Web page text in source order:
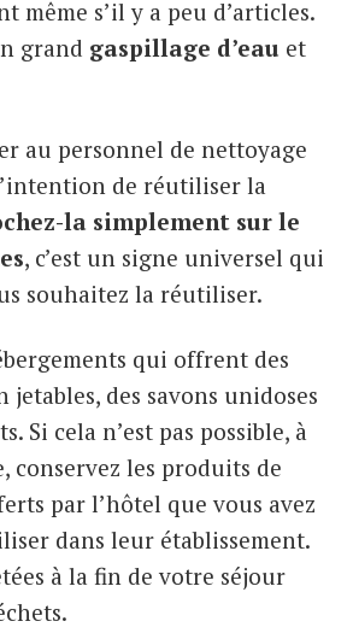
même s’il y a peu d’articles.
grand gaspillage d’eau et
au personnel de nettoyage
de réutiliser la
la simplement sur le
, c’est un signe universel qui
souhaitez la réutiliser.
qui offrent des
jetables, des savons unidoses
Si cela n’est pas possible, à
conservez les produits de
par l’hôtel que vous avez
dans leur établissement.
à la fin de votre séjour